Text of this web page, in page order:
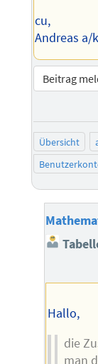
cu,
Andreas a/
Beitrag
Übersicht
Hallo,
die
man